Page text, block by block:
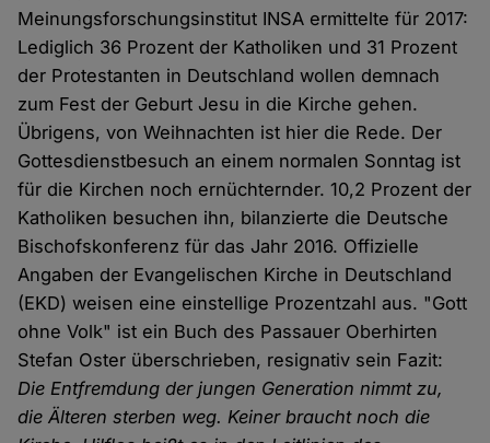
Meinungsforschungsinstitut INSA ermittelte für 2017:
Lediglich 36 Prozent der Katholiken und 31 Prozent
der Protestanten in Deutschland wollen demnach
zum Fest der Geburt Jesu in die Kirche gehen.
Übrigens, von Weihnachten ist hier die Rede. Der
Gottesdienstbesuch an einem normalen Sonntag ist
für die Kirchen noch ernüchternder. 10,2 Prozent der
Katholiken besuchen ihn, bilanzierte die Deutsche
Bischofskonferenz für das Jahr 2016. Offizielle
Angaben der Evangelischen Kirche in Deutschland
(EKD) weisen eine einstellige Prozentzahl aus. "Gott
ohne Volk" ist ein Buch des Passauer Oberhirten
Stefan Oster überschrieben, resignativ sein Fazit:
Die Entfremdung der jungen Generation nimmt zu,
die Älteren sterben weg. Keiner braucht noch die